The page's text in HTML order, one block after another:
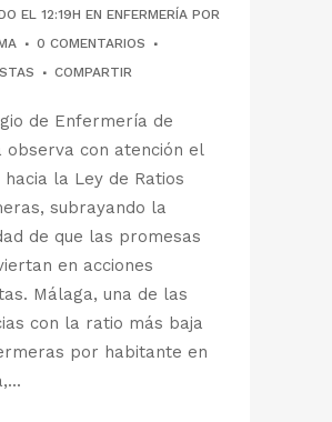
EL 12:19H EN ENFERMERÍA POR
0 COMENTARIOS
COMPARTIR
de Enfermería de
observa con atención el
hacia la Ley de Ratios
subrayando la
de que las promesas
en acciones
Málaga, una de las
con la ratio más baja
por habitante en